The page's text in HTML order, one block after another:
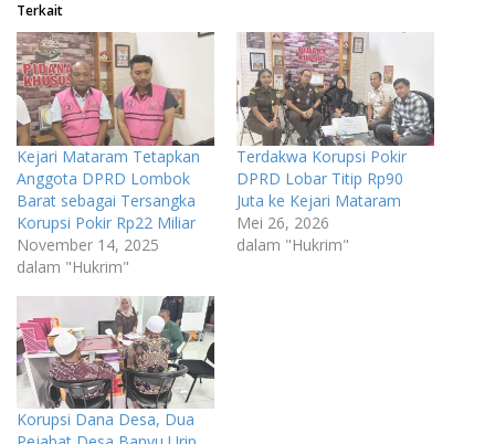
Terkait
Kejari Mataram Tetapkan
Anggota DPRD Lombok
Barat sebagai Tersangka
Korupsi Pokir Rp22 Miliar
November 14, 2025
dalam "Hukrim"
Terdakwa Korupsi Pokir
DPRD Lobar Titip Rp90
Juta ke Kejari Mataram
Mei 26, 2026
dalam "Hukrim"
Korupsi Dana Desa, Dua